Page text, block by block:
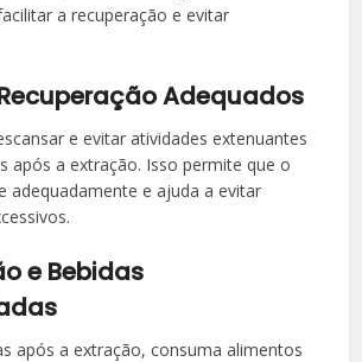
a recuperação e evitar
Adequados
e evitar atividades extenuantes
após a extração. Isso permite que o
adequadamente e ajuda a evitar
e Bebidas
após a extração, consuma alimentos